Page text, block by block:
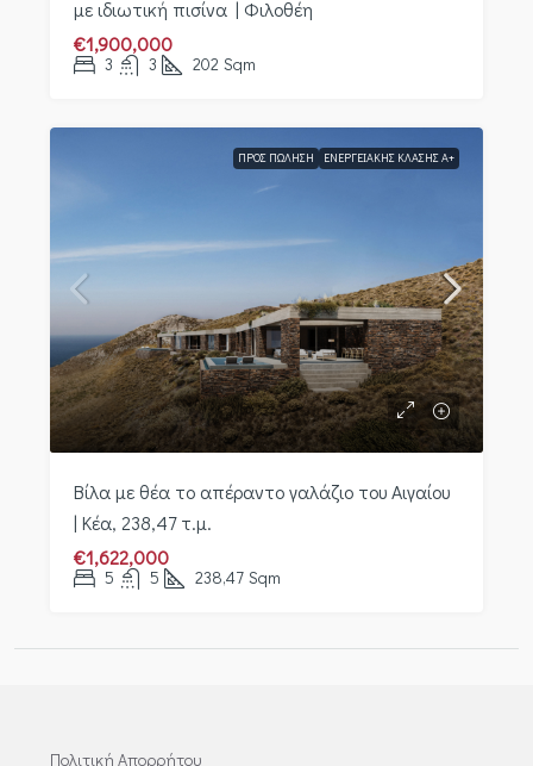
με ιδιωτική πισίνα | Φιλοθέη
€1,900,000
3 3 202 Sqm
ΠΡΟΣ ΠΏΛΗΣΗ ΕΝΕΡΓΕΙΑΚΉΣ ΚΛΆΣΗΣ Α+
Βίλα με θέα το απέραντο γαλάζιο του Αιγαίου
| Κέα, 238,47 τ.μ.
€1,622,000
5 5 238,47 Sqm
Πολιτική Απορρήτου